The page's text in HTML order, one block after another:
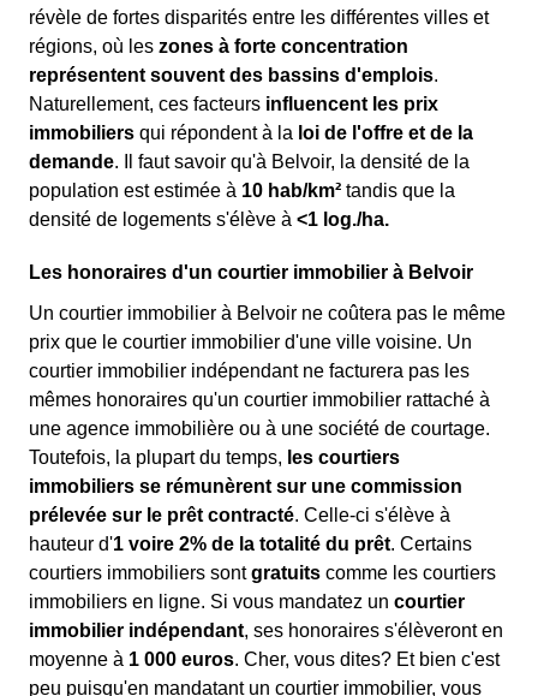
révèle de fortes disparités entre les différentes villes et
régions, où les zones à forte concentration
représentent souvent des bassins d'emplois.
Naturellement, ces facteurs influencent les prix
immobiliers qui répondent à la loi de l'offre et de la
demande. Il faut savoir qu'à Belvoir, la densité de la
population est estimée à 10 hab/km² tandis que la
densité de logements s'élève à <1 log./ha.
Les honoraires d'un courtier immobilier à Belvoir
Un courtier immobilier à Belvoir ne coûtera pas le même
prix que le courtier immobilier d'une ville voisine. Un
courtier immobilier indépendant ne facturera pas les
mêmes honoraires qu'un courtier immobilier rattaché à
une agence immobilière ou à une société de courtage.
Toutefois, la plupart du temps, les courtiers
immobiliers se rémunèrent sur une commission
prélevée sur le prêt contracté. Celle-ci s'élève à
hauteur d'1 voire 2% de la totalité du prêt. Certains
courtiers immobiliers sontgratuits comme les courtiers
immobiliers en ligne. Si vous mandatez un courtier
immobilier indépendant, ses honoraires s'élèveront en
moyenne à 1 000 euros. Cher, vous dites? Et bien c'est
peu puisqu'en mandatant un courtier immobilier, vous